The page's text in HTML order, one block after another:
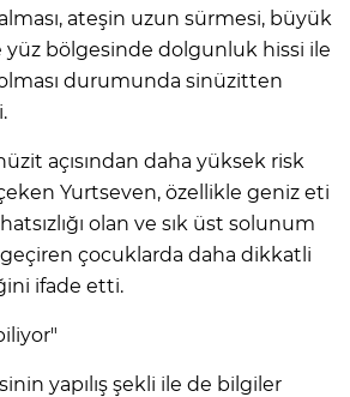
ateşin uzun sürmesi, büyük
yüz bölgesinde dolgunluk hissi ile
olması durumunda sinüzitten
açısından daha yüksek risk
Yurtseven, özellikle geniz eti
olan ve sık üst solunum
çocuklarda daha dikkatli
ifade etti.
yapılış şekli ile de bilgiler